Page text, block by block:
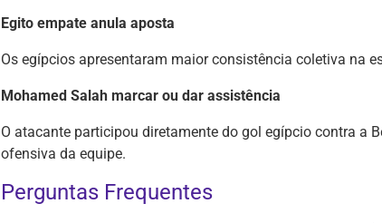
Egito empate anula aposta
Os egípcios apresentaram maior consistência coletiva na
Mohamed Salah marcar ou dar assistência
O atacante participou diretamente do gol egípcio contra a
ofensiva da equipe.
Perguntas Frequentes